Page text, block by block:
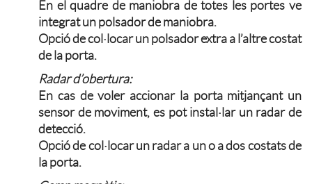
En el quadre de maniobra de totes les portes ve
integrat un polsador de maniobra.
Opció de col·locar un polsador extra a l’altre costat
de la porta.
Radar d’obertura:
En cas de voler accionar la porta mitjançant un
sensor de moviment, es pot instal·lar un radar de
detecció.
Opció de col·locar un radar a un o a dos costats de
la porta.